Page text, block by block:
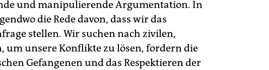
und manipulierende Argumentation. In
die Rede davon, dass wir das
stellen. Wir suchen nach zivilen,
um unsere Konflikte zu lösen, fordern die
Gefangenen und das Respektieren der